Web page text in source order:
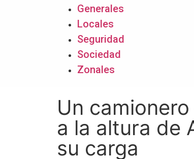
Generales
Locales
Seguridad
Sociedad
Zonales
Un
a la altura de
su carga